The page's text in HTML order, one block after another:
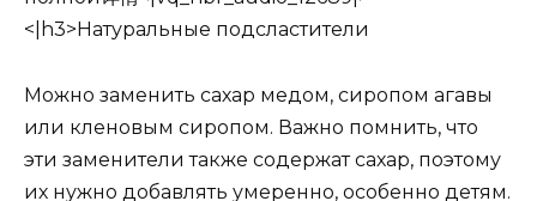
<|h3>Натуральные подсластители
Можно заменить сахар медом, сиропом агавы
или кленовым сиропом. Важно помнить, что
эти заменители также содержат сахар, поэтому
их нужно добавлять умеренно, особенно детям.